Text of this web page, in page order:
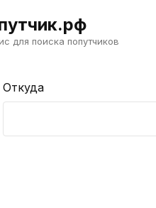
для поиска попутчиков
Откуда